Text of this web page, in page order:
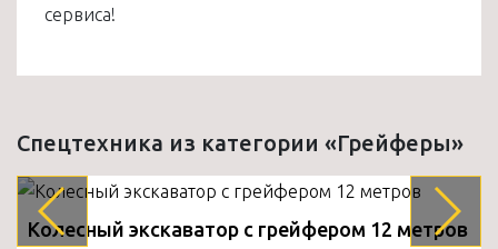
сервиса!
Спецтехника из категории «Грейферы»
Колесный экскаватор с грейфером 12 метров